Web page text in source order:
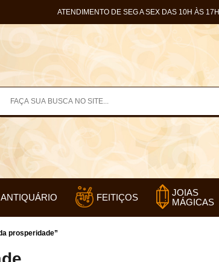
ATENDIMENTO DE SEG A SEX DAS 10H ÀS 17H
ANTIQUÁRIO FEITIÇOS
JOIAS
MÁGICAS
prosperidade”